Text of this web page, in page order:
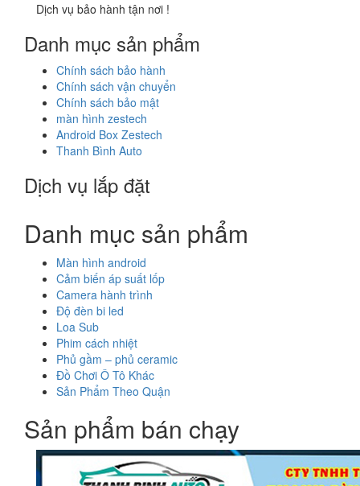
Dịch vụ bảo hành tận nơi !
Danh mục sản phẩm
Chính sách bảo hành
Chính sách vận chuyển
Chính sách bảo mật
màn hình zestech
Android Box Zestech
Thanh Bình Auto
Dịch vụ lắp đặt
Danh mục sản phẩm
Màn hình android
Cảm biến áp suất lốp
Camera hành trình
Độ đèn bi led
Loa Sub
Phim cách nhiệt
Phủ gầm – phủ ceramic
Đồ Chơi Ô Tô Khác
Sản Phẩm Theo Quận
Sản phẩm bán chạy